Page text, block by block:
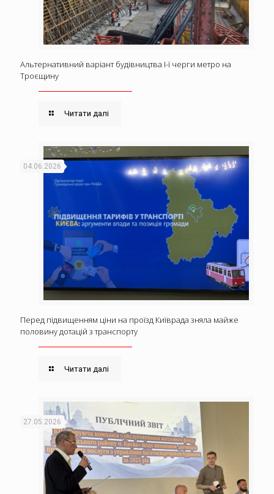
Альтернативний варіант будівництва І-ї черги метро на
Троєщину
Читати далі
04.06.2026
Перед підвищенням ціни на проїзд Київрада зняла майже
половину дотацій з транспорту
Читати далі
27.05.2026